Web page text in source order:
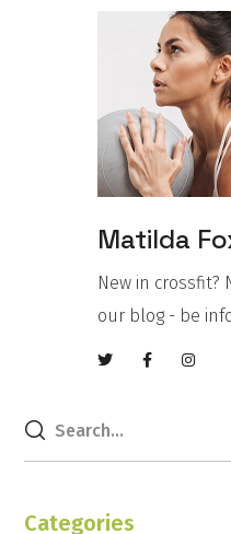
Matilda
New in crossfit?
our blog - be
Categories